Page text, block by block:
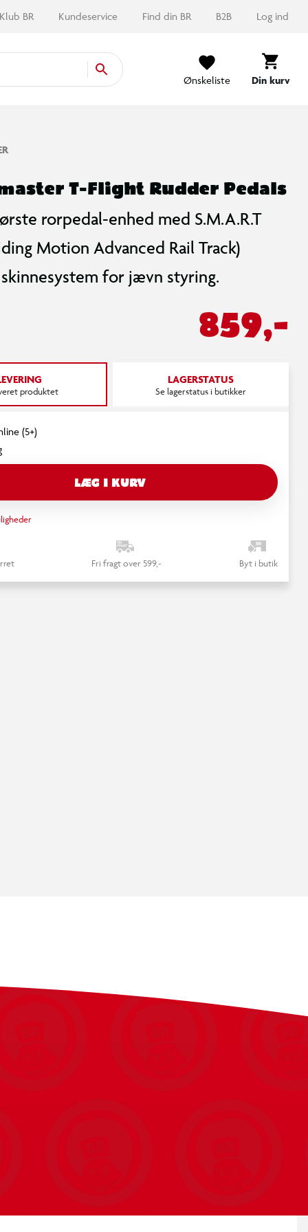
Klub BR Kundeservice Find din BR B2B Log ind
Ønskeliste Din kurv
T-Flight Rudder Pedals
rorpedal-enhed med S.M.A.R.T
Motion Advanced Rail Track)
skinnesystem for jævn styring.
859,-
produktet
LAGERSTATUS
Se lagerstatus i butikker
(5+)
LÆG I KURV
Fri fragt over 599,- Byt i butik